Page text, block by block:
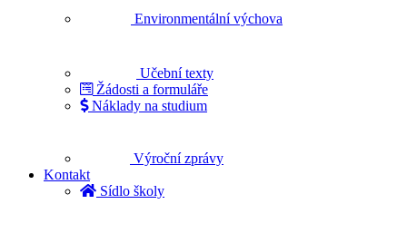
Environmentální výchova
Učební texty
Žádosti a formuláře
Náklady na studium
Výroční zprávy
Kontakt
Sídlo školy